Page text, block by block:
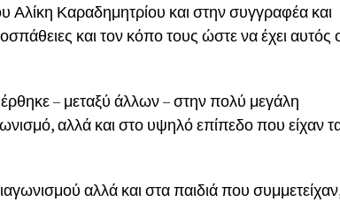
Αλίκη Καραδημητρίου και στην συγγραφέα και
και τον κόπο τους ώστε να έχει αυτός
– μεταξύ άλλων – στην πολύ μεγάλη
αλλά και στο υψηλό επίπεδο που είχαν
αλλά και στα παιδιά που